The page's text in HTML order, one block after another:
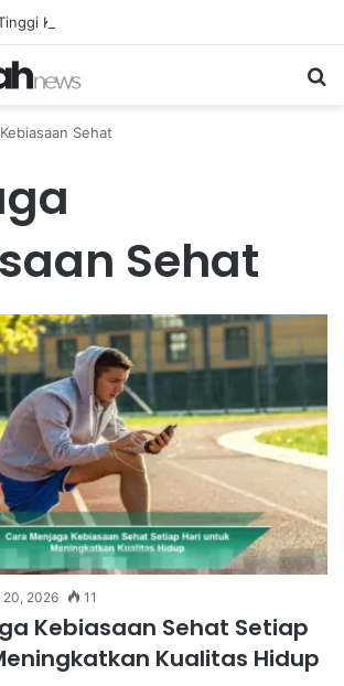
Sehat
Sehat
20, 2026 11
Kebiasaan Sehat Setiap
Kualitas Hidup